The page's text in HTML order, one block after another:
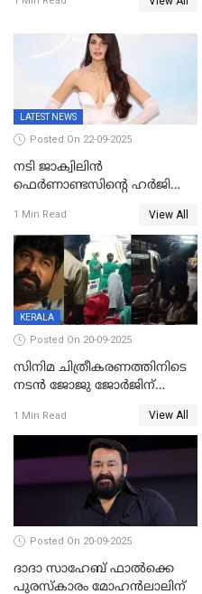
ഖാൻ
LATEST NEWS
Posted On 22-09-2025
നടി ജാക്വിലിന്‍
ഫെര്‍ണാണ്ടസിന്റെ ഹര്‍ജി
1 Min Read View All
KERALA
Posted On 20-09-2025
സിനിമ ചിത്രീകരണത്തിനിടെ
നടൻ ജോജു ജോർജിന്
പറമ്പോലും ഈ സമയം
ജീപ്പിൽ
1 Min Read View All
Posted On 20-09-2025
ദാദാ സാഹേബ് ഫാൽക്കെ
പുരസ്‌കാരം മോഹൻലാലിന്